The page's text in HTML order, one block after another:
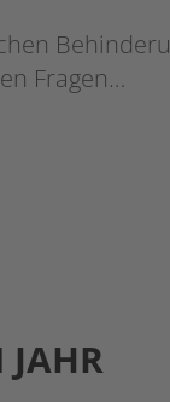
Fragen…
JAHR